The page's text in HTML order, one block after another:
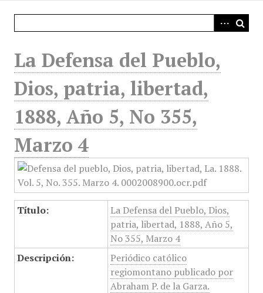
La Defensa del Pueblo,
Dios, patria, libertad,
1888, Año 5, No 355,
Marzo 4
Título:
La Defensa del Pueblo, Dios,
patria, libertad, 1888, Año 5,
No 355, Marzo 4
Descripción:
Periódico católico
regiomontano publicado por
Abraham P. de la Garza.